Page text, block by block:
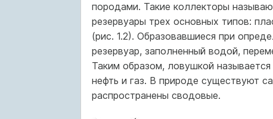
породами. Такие коллекторы
резервуары трех основных типов:
(рис. 1.2). Образовавшиеся при
резервуар, заполненный водой,
Таким обра­зом, ловушкой
нефть и газ. В природе существуют
распространены сводовые.